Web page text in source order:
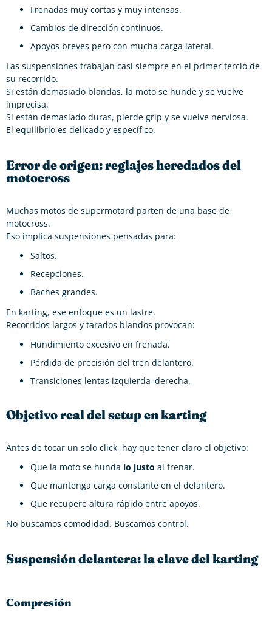
Frenadas muy cortas y muy intensas.
Cambios de dirección continuos.
Apoyos breves pero con mucha carga lateral.
Las suspensiones trabajan casi siempre en el primer tercio de
su recorrido.
Si están demasiado blandas, la moto se hunde y se vuelve
imprecisa.
Si están demasiado duras, pierde grip y se vuelve nerviosa.
El equilibrio es delicado y específico.
Error de origen: reglajes heredados del
motocross
Muchas motos de supermotard parten de una base de
motocross.
Eso implica suspensiones pensadas para:
Saltos.
Recepciones.
Baches grandes.
En karting, ese enfoque es un lastre.
Recorridos largos y tarados blandos provocan:
Hundimiento excesivo en frenada.
Pérdida de precisión del tren delantero.
Transiciones lentas izquierda–derecha.
Objetivo real del setup en karting
Antes de tocar un solo click, hay que tener claro el objetivo:
Que la moto se hunda lo justo al frenar.
Que mantenga carga constante en el delantero.
Que recupere altura rápido entre apoyos.
No buscamos comodidad. Buscamos control.
Suspensión delantera: la clave del karting
Compresión